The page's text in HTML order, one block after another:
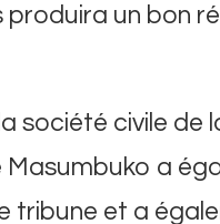
un bon
société civile de
Masumbuko a
tribune et a